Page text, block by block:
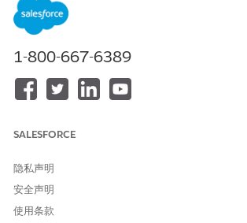
要在选项列表中定义税务详细
信息：
有关更多信息，请查看添加或编辑选项列表值
在“设置”中，查找并选择
打开开单帐户。
单击免税状态
输入与您的税务引擎一致的值，例如免
对交货条款字段重复这些步骤。
1-800-667-6389
SALESFORCE
隐私声明
安全声明
使用条款